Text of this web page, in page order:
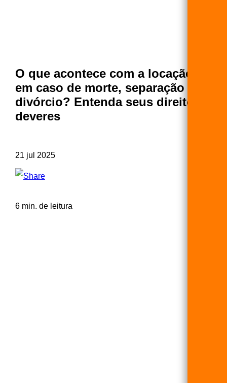
O que acontece com a locação
em caso de morte, separação ou
divórcio? Entenda seus direitos e
deveres
21 jul 2025
6 min. de leitura